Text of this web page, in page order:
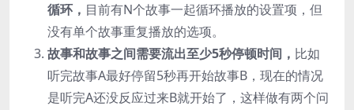
循环， 目前有N个故事一起循环播放的设置项，但
没有单个故事重复播放的选项。
故事和故事之间需要流出至少5秒停顿时间， 比如
听完故事A最好停留5秒再开始故事B，现在的情况
是听完A还没反应过来B就开始了，这样做有两个问